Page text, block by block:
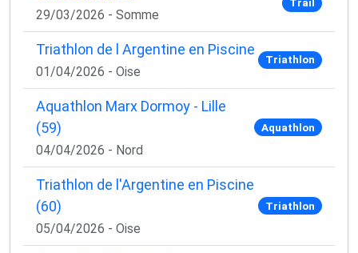
29/03/2026 - Somme
Trail
Triathlon de l Argentine en Piscine
01/04/2026 - Oise
Triathlon
Aquathlon Marx Dormoy - Lille
(59)
04/04/2026 - Nord
Aquathlon
Triathlon de l'Argentine en Piscine
(60)
05/04/2026 - Oise
Triathlon